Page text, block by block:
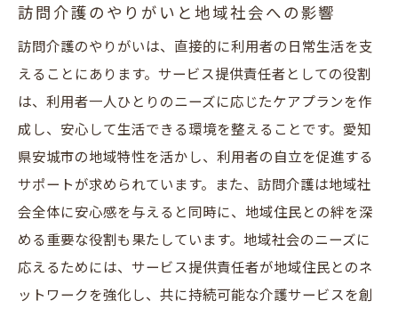
供責任者の求人情報
安城市での求人市場動向とニーズ
訪問介護でのキャリアパスと昇進機会
サービス提供責任者を目指すための必要な
資格と経験
安城市における訪問介護の求人情報の探し
方
訪問介護の職場環境と働きやすさの比較
サービス提供責任者として安城で成長地域密着
訪問介護のやりがいと地域社会への影響
訪問介護のやりがいは、直接的に利用者の日常生活を支
えることにあります。サービス提供責任者としての役割
は、利用者一人ひとりのニーズに応じたケアプランを作
成し、安心して生活できる環境を整えることです。愛知
県安城市の地域特性を活かし、利用者の自立を促進する
サポートが求められています。また、訪問介護は地域社
会全体に安心感を与えると同時に、地域住民との絆を深
める重要な役割も果たしています。地域社会のニーズに
応えるためには、サービス提供責任者が地域住民とのネ
ットワークを強化し、共に持続可能な介護サービスを創